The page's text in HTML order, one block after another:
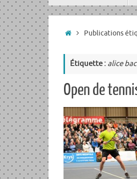
Accueil
Publications
Étiquette : alice
Open de